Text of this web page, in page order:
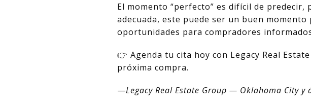
El momento “perfecto” es difícil de
adecuada, este puede ser un buen
oportunidades para compradores
👉 Agenda tu cita hoy con Legacy Real
próxima compra.
—Legacy Real Estate Group — Oklahoma City y